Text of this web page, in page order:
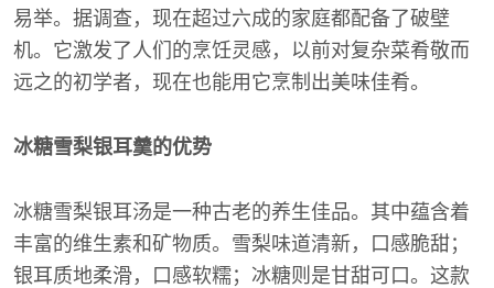
易举。据调查，现在超过六成的家庭都配备了破壁
机。它激发了人们的烹饪灵感，以前对复杂菜肴敬而
远之的初学者，现在也能用它烹制出美味佳肴。
冰糖雪梨银耳羹的优势
冰糖雪梨银耳汤是一种古老的养生佳品。其中蕴含着
丰富的维生素和矿物质。雪梨味道清新，口感脆甜；
银耳质地柔滑，口感软糯；冰糖则是甘甜可口。这款